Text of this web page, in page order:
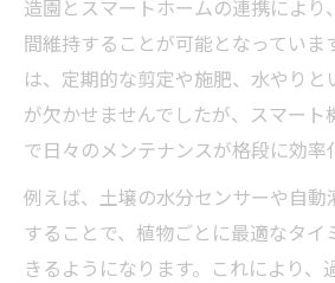
造園とスマートホームの連携により
間維持することが可能となっていま
は、定期的な剪定や施肥、水やり
が欠かせませんでしたが、スマート
で日々のメンテナンスが格段に効率
例えば、土壌の水分センサーや自動
することで、植物ごとに最適なタイ
きるようになります。これにより、